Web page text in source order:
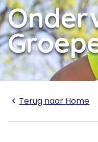
Terug naar Home